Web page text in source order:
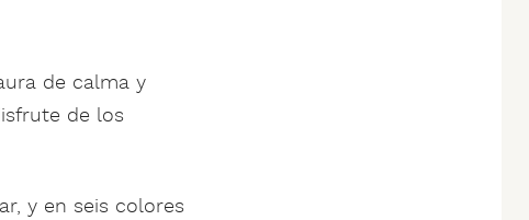
de calma y
de los
y en seis colores